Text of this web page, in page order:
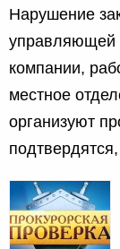
Нарушение
управляющей
компании,
местное
организуют